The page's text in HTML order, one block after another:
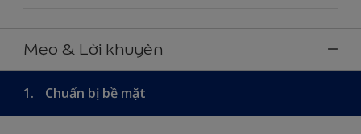
Mẹo & Lời khuyên
1. Chuẩn bị bề mặt